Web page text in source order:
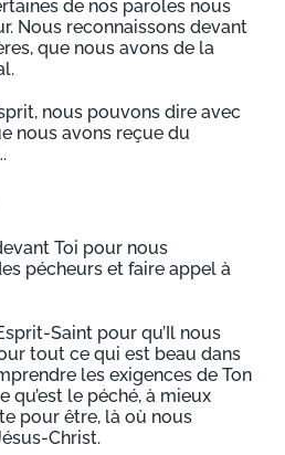
de nos paroles nous
Nous reconnaissons devant
que nous avons de la
nous pouvons dire avec
nous avons reçue du
Toi pour nous
pécheurs et faire appel à
Saint pour qu’Il nous
tout ce qui est beau dans
les exigences de Ton
qu’est le péché, à mieux
pour être, là où nous
Christ.